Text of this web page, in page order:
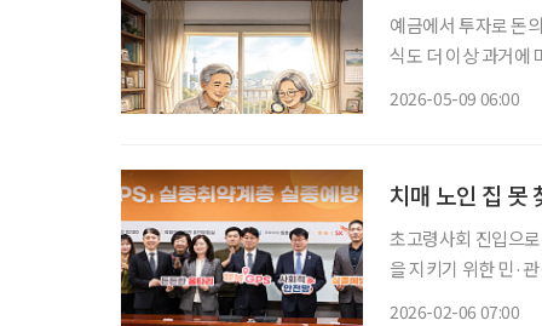
예금에서 투자로 돈의 흐름이 바뀌고 있다.
식도 더 이상 과거에
2026-05-09 06:00
치매 노인 집 못
초고령사회 진입으
을 지키기 위한 민·
2026-02-06 07:00